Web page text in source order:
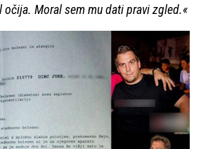
očija. Moral sem mu dati pravi zgled.«